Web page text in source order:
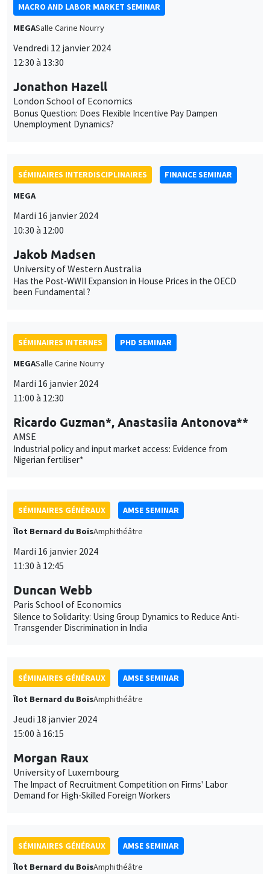
MACRO AND LABOR MARKET SEMINAR
MEGASalle Carine Nourry
Vendredi 12 janvier 2024
12:30 à 13:30
Jonathon Hazell
London School of Economics
Bonus Question: Does Flexible Incentive Pay Dampen
Unemployment Dynamics?
SÉMINAIRES INTERDISCIPLINAIRES
FINANCE SEMINAR
MEGA
Mardi 16 janvier 2024
10:30 à 12:00
Jakob Madsen
University of Western Australia
Has the Post-WWII Expansion in House Prices in the OECD
been Fundamental ?
SÉMINAIRES INTERNES
PHD SEMINAR
MEGASalle Carine Nourry
Mardi 16 janvier 2024
11:00 à 12:30
Ricardo Guzman*, Anastasiia Antonova**
AMSE
Industrial policy and input market access: Evidence from
Nigerian fertiliser*
SÉMINAIRES GÉNÉRAUX
AMSE SEMINAR
Îlot Bernard du BoisAmphithéâtre
Mardi 16 janvier 2024
11:30 à 12:45
Duncan Webb
Paris School of Economics
Silence to Solidarity: Using Group Dynamics to Reduce Anti-
Transgender Discrimination in India
SÉMINAIRES GÉNÉRAUX
AMSE SEMINAR
Îlot Bernard du BoisAmphithéâtre
Jeudi 18 janvier 2024
15:00 à 16:15
Morgan Raux
University of Luxembourg
The Impact of Recruitment Competition on Firms' Labor
Demand for High-Skilled Foreign Workers
SÉMINAIRES GÉNÉRAUX
AMSE SEMINAR
Îlot Bernard du BoisAmphithéâtre